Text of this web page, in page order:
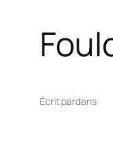
Écrit pardans